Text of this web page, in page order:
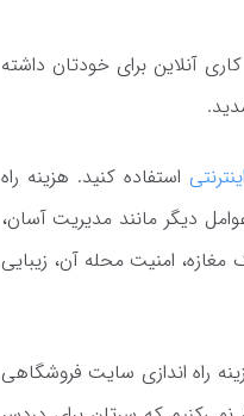
آنلاین برای خودتان داشته
استفاده کنید. هزینه راه
دیگر مانند مدیریت آسان،
امنیت محله آن، زیبایی
راه اندازی سایت فروشگاهی